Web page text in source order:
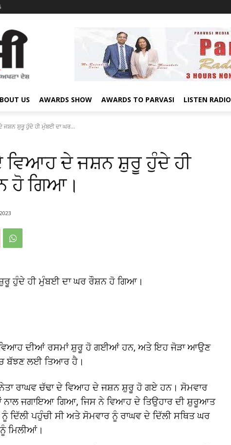
US AWARDS SHOW AWARDS TO PARVASI LISTEN RADIO
ਜਸ਼ਨ ਸ਼ੁਰੂ ਹੁੰਦੇ ਹੀ ਮੁੰਬਈ ਦਾ ਘਰ...
ਵਿਆਹ ਦੇ ਜਸ਼ਨ ਸ਼ੁਰੂ ਹੁੰਦੇ ਹੀ
ਹੋ ਗਿਆ।
ਹੁੰਦੇ ਹੀ ਮੁੰਬਈ ਦਾ ਘਰ ਰੌਸ਼ਨ ਹੋ ਗਿਆ।
ਵਿਆਹ ਦੀਆਂ ਰਸਮਾਂ ਸ਼ੁਰੂ ਹੋ ਗਈਆਂ ਹਨ, ਅਤੇ ਇਹ ਜੋੜਾ ਆਉਣ
ਬੱਝਣ ਲਈ ਤਿਆਰ ਹੈ।
ਰਾਘਵ ਚੱਢਾ ਦੇ ਵਿਆਹ ਦੇ ਜਸ਼ਨ ਸ਼ੁਰੂ ਹੋ ਗਏ ਹਨ। ਸੋਮਵਾਰ
ਨਾਲ ਜਗਾਇਆ ਗਿਆ, ਜਿਸ ਨੇ ਵਿਆਹ ਦੇ ਤਿਉਹਾਰ ਦੀ ਸ਼ੁਰੂਆਤ
ਨੂੰ ਦਿੱਲੀ ਪਹੁੰਚੀ ਸੀ ਅਤੇ ਸੋਮਵਾਰ ਨੂੰ ਰਾਘਵ ਦੇ ਦਿੱਲੀ ਸਥਿਤ ਘਰ
ਮਿਲੀਆਂ।